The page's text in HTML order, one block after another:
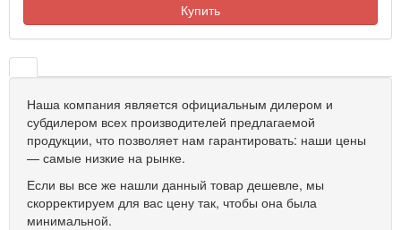
Купить
Наша компания является официальным дилером и
субдилером всех производителей предлагаемой
продукции, что позволяет нам гарантировать: наши цены
— самые низкие на рынке.
Если вы все же нашли данный товар дешевле, мы
скорректируем для вас цену так, чтобы она была
минимальной.